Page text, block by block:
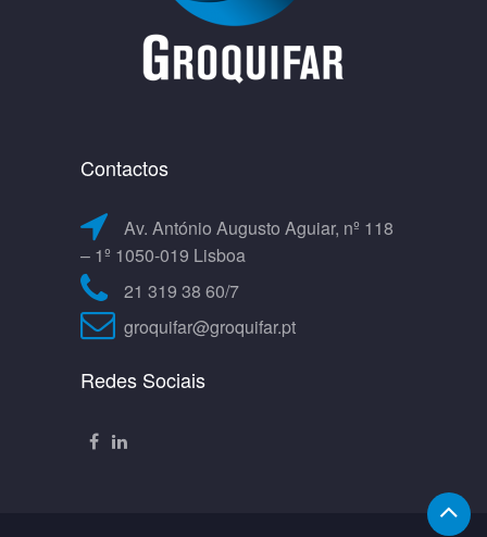
Contactos
Av. António Augusto Aguiar, nº 118
– 1º 1050-019 Lisboa
21 319 38 60/7
groquifar@groquifar.pt
Redes Sociais